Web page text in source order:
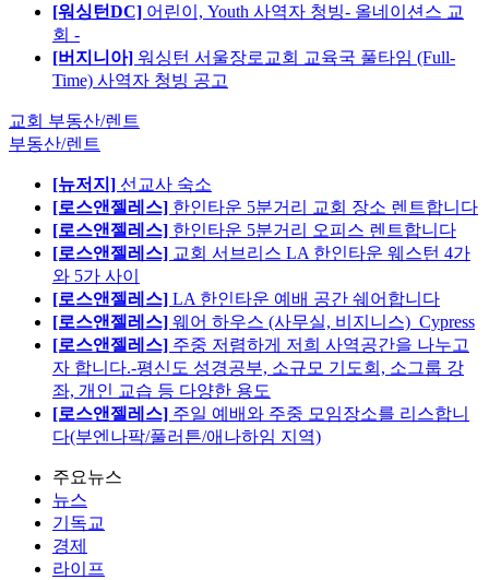
[워싱턴DC] 어린이, Youth 사역자 청빙- 올네이션스 교
회 -
[버지니아] 워싱턴 서울장로교회 교육국 풀타임 (Full-
Time) 사역자 청빙 공고
교회 부동산/렌트
부동산/렌트
[뉴저지] 선교사 숙소
[로스앤젤레스] 한인타운 5분거리 교회 장소 렌트합니다
[로스앤젤레스] 한인타운 5분거리 오피스 렌트합니다
[로스앤젤레스] 교회 서브리스 LA 한인타운 웨스턴 4가
와 5가 사이
[로스앤젤레스] LA 한인타운 예배 공간 쉐어합니다
[로스앤젤레스] 웨어 하우스 (사무실, 비지니스)_Cypress
[로스앤젤레스] 주중 저렴하게 저희 사역공간을 나누고
자 합니다.-평신도 성경공부, 소규모 기도회, 소그룹 강
좌, 개인 교습 등 다양한 용도
[로스앤젤레스] 주일 예배와 주중 모임장소를 리스합니
다(부엔나팍/풀러튼/애나하임 지역)
주요뉴스
뉴스
기독교
경제
라이프